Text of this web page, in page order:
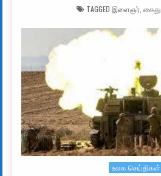
TAGGED இளைஞர், கைது,
Posted in
உலக செய்திகள்